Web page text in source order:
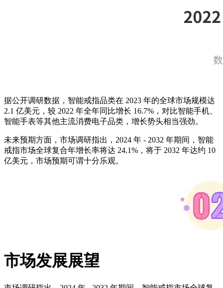
据公开调研数据，智能戒指品类在 2023 年的全球市场规模达
2.1 亿美元，较 2022 年全年同比增长 16.7%，对比智能手机、
智能手表等其他主流消费电子品类，增长势头相当强劲。
未来预期方面，市场调研指出，2024 年 - 2032 年期间，智能
戒指市场全球复合年增长率将达 24.1%，将于 2032 年达约 10
亿美元，市场预期可谓十分乐观。
市场发展展望